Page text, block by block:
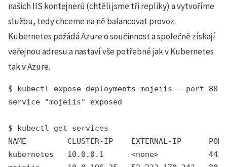
našich IIS kontejnerů (chtěli jsme tři repliky) a vytvoříme
službu, tedy chceme na ně balancovat provoz.
Kubernetes požádá Azure o součinnost a společně získají
veřejnou adresu a nastaví vše potřebné jak v Kubernetes
tak v Azure.
$ kubectl expose deployments mojeiis --port 80
service "mojeiis" exposed
$ kubectl get services
NAME         CLUSTER-IP    EXTERNAL-IP
kubernetes   10.0.0.1      <none>